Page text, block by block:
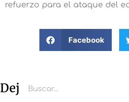
refuerzo para el ataque del
Facebook
Deja un comentario